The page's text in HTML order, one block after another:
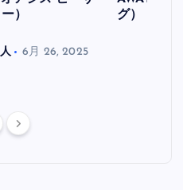
）
6月 26, 2025
グ）